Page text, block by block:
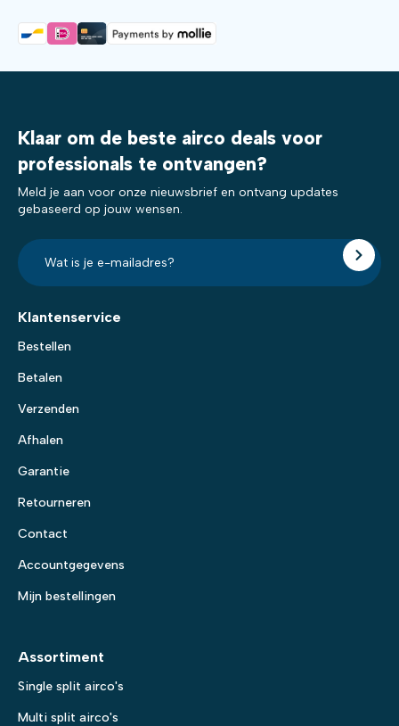
Klaar om de beste airco deals voor
professionals te ontvangen?
Meld je aan voor onze nieuwsbrief en ontvang updates
gebaseerd op jouw wensen.
E-
mailadres?
*
Klantenservice
Bestellen
Betalen
Verzenden
Afhalen
Garantie
Retourneren
Contact
Accountgegevens
Mijn bestellingen
Assortiment
Single split airco's
Multi split airco's